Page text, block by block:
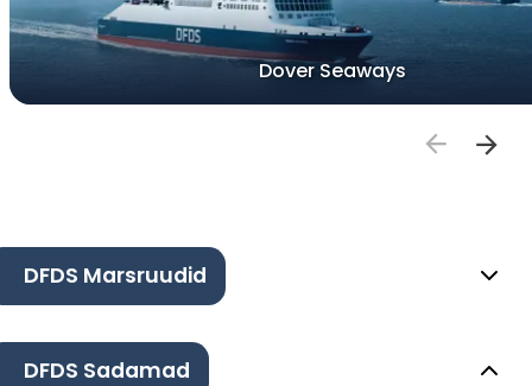
Dover Seaways
DFDS Marsruudid
DFDS Sadamad